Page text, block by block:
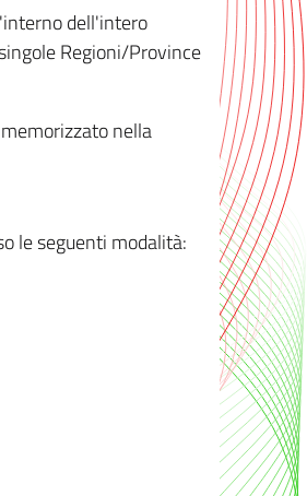
dell'intero
Regioni/Province
nella
le seguenti modalità: